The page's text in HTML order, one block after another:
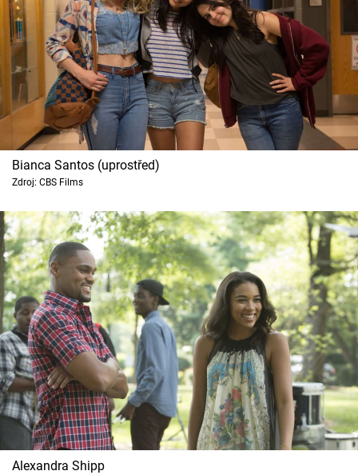
Bianca Santos (uprostřed)
Zdroj: CBS Films
Alexandra Shipp